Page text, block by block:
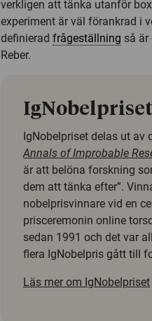
verkligen att tänka utanför
experiment är väl förankrad i
definierad frågeställning så är
Reber.
IgNobelpriset
IgNobelpriset delas ut av
Annals of Improbable
är att belöna forskning
dem att tänka efter”.
nobelprisvinnare vid en
prisceremonin online
sedan 1991 och det var
flera IgNobelpris gått till
Läs mer om IgNobelpriset